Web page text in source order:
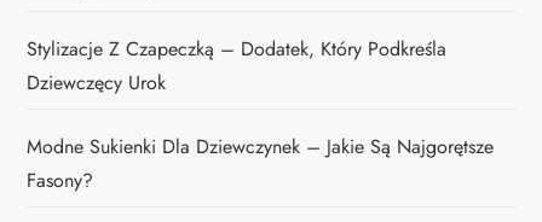
Stylizacje Z Czapeczką – Dodatek, Który Podkreśla
Dziewczęcy Urok
Modne Sukienki Dla Dziewczynek – Jakie Są Najgorętsze
Fasony?